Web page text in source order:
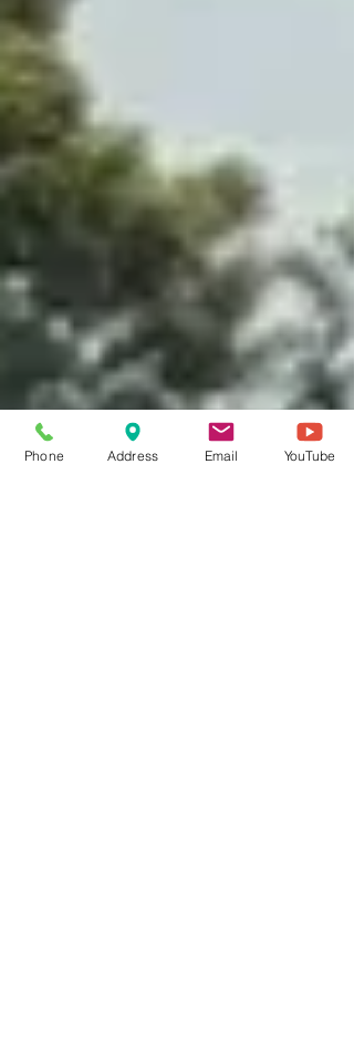
灸中心供图 约翰内斯堡大学副教授、非洲中医及针灸
心负责人胡紫景代表约翰内斯堡大学及中心出席了签约
仪式。福建中医药大学附属人民医院与非洲中医及针灸
中心达成合作，共同推进中医药，特别是李氏飞针、杨
氏推拿等传统闽派中医外治手法在非洲的传承与应用。
近年来，双方在科研与人才培养领域保持稳定合作关
系，建立了良好互信。此次正式签约，将推进合作向更
深层次发展，更好服务南非及非洲地区医疗健康事业。
根据协议，福建中医药大学附属人民医院与约翰内斯堡
大学、非洲中医及针灸中心将在教学、科研、临床等方
面开展全面合作。 同日，福建中医药大学附属人民医
聘请胡紫景为医院特聘专家，并颁发聘书。胡紫景教授
还作了题为《“一带一路”背景下海外高等教育的实践与
启示——南非约翰内斯堡大学为例》的学术报告，并与
学生深入交流。.
Phone Address Email YouTube